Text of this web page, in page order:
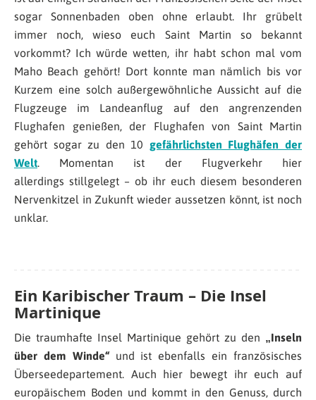
sogar Sonnenbaden oben ohne erlaubt. Ihr grübelt
immer noch, wieso euch Saint Martin so bekannt
vorkommt? Ich würde wetten, ihr habt schon mal vom
Maho Beach gehört! Dort konnte man nämlich bis vor
Kurzem eine solch außergewöhnliche Aussicht auf die
Flugzeuge im Landeanflug auf den angrenzenden
Flughafen genießen, der Flughafen von Saint Martin
gehört sogar zu den 10 gefährlichsten Flughäfen der
Welt. Momentan ist der Flugverkehr hier
allerdings stillgelegt – ob ihr euch diesem besonderen
Nervenkitzel in Zukunft wieder aussetzen könnt, ist noch
unklar.
Ein Karibischer Traum – Die Insel
Martinique
Die traumhafte Insel Martinique gehört zu den „Inseln
über dem Winde“und ist ebenfalls ein französisches
Überseedepartement. Auch hier bewegt ihr euch auf
europäischem Boden und kommt in den Genuss, durch